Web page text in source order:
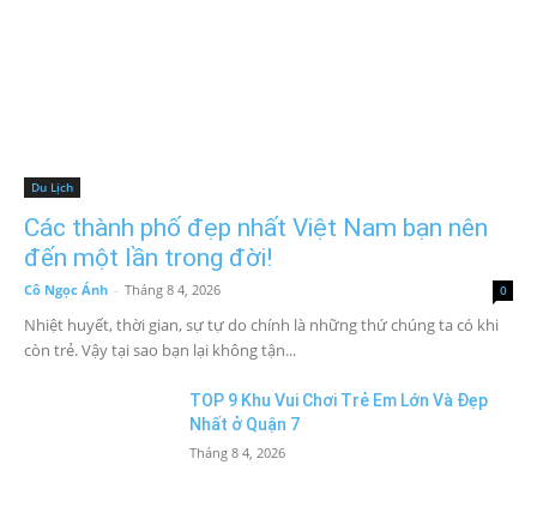
Du Lịch
Các thành phố đẹp nhất Việt Nam bạn nên
đến một lần trong đời!
Cô Ngọc Ánh - Tháng 8 4, 2026 0
Nhiệt huyết, thời gian, sự tự do chính là những thứ chúng ta có khi
còn trẻ. Vậy tại sao bạn lại không tận...
TOP 9 Khu Vui Chơi Trẻ Em Lớn Và Đẹp
Nhất ở Quận 7
Tháng 8 4, 2026